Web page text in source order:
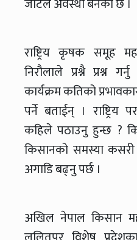
जटिल अवस्था बनेको छ ।
राष्ट्रिय कृषक समूह
निरौलाले प्रश्नै प्रश्न
कार्यक्रम कतिको
पर्ने बताईन् । राष्ट्रिय
कहिले पठाउनु हुन्छ ?
किसानको समस्या
अगाडि बढ्नु पर्छ ।
अखिल नेपाल किसान